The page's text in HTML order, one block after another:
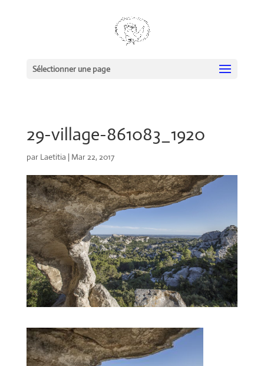
Sélectionner une page
29-village-861083_1920
par Laetitia | Mar 22, 2017